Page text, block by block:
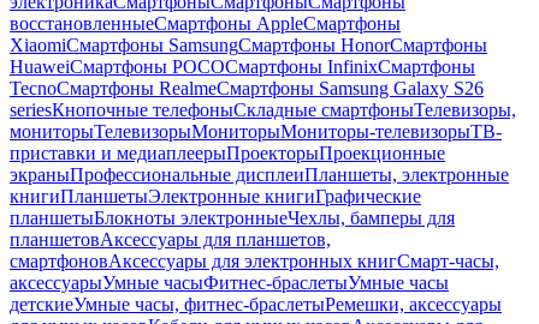
восстановленныеСмартфоны AppleСмартфоны
XiaomiСмартфоны SamsungСмартфоны HonorСмартфоны
HuaweiСмартфоны POCOСмартфоны InfinixСмартфоны
TecnoСмартфоны RealmeСмартфоны Samsung Galaxy S26
seriesКнопочные телефоныСкладные смартфоныТелевизоры,
мониторыТелевизорыМониторыМониторы-телевизорыТВ-
приставки и медиаплеерыПроекторыПроекционные
экраныПрофессиональные дисплеиПланшеты, электронные
книгиПланшетыЭлектронные книгиГрафические
планшетыБлокноты электронныеЧехлы, бамперы для
планшетовАксессуары для планшетов,
смартфоновАксессуары для электронных книгСмарт-часы,
аксессуарыУмные часыФитнес-браслетыУмные часы
детскиеУмные часы, фитнес-браслетыРемешки, аксессуары